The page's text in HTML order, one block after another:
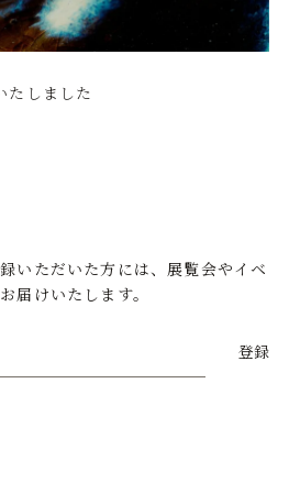
たしました
いただいた方には、展覧会やイベ
届けいたします。
登録